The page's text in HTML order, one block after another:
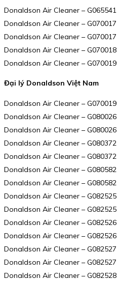
Donaldson Air Cleaner – G065541
Donaldson Air Cleaner – G070017
Donaldson Air Cleaner – G070017
Donaldson Air Cleaner – G070018
Donaldson Air Cleaner – G070019
Đại lý Donaldson Việt Nam
Donaldson Air Cleaner – G070019
Donaldson Air Cleaner – G080026
Donaldson Air Cleaner – G080026
Donaldson Air Cleaner – G080372
Donaldson Air Cleaner – G080372
Donaldson Air Cleaner – G080582
Donaldson Air Cleaner – G080582
Donaldson Air Cleaner – G082525
Donaldson Air Cleaner – G082525
Donaldson Air Cleaner – G082526
Donaldson Air Cleaner – G082526
Donaldson Air Cleaner – G082527
Donaldson Air Cleaner – G082527
Donaldson Air Cleaner – G082528